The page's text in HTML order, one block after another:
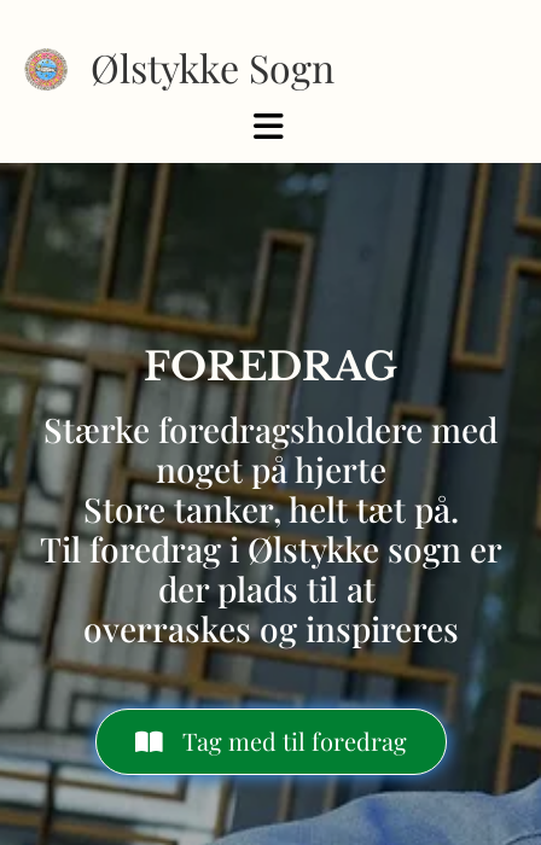
Ølstykke Sogn
FOREDRAG
Stærke foredragsholdere med
noget på hjerte
Store tanker, helt tæt på.
Til foredrag i Ølstykke sogn er
der plads til at
overraskes og inspireres
Tag med til foredrag